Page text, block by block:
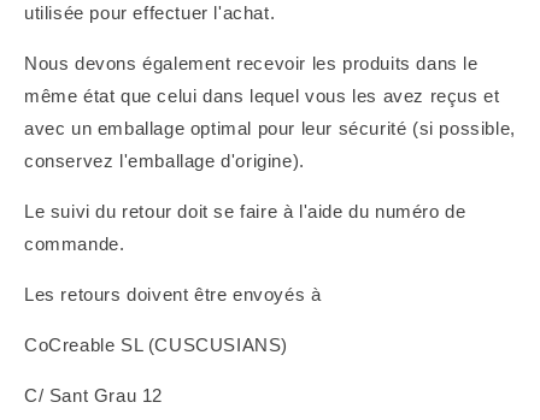
utilisée pour effectuer l'achat.
Nous devons également recevoir les produits dans le
même état que celui dans lequel vous les avez reçus et
avec un emballage optimal pour leur sécurité (si possible,
conservez l'emballage d'origine).
Le suivi du retourdoit se faire à l'aide du numéro de
commande.
Les retours doivent être envoyés à
CoCreable SL (CUSCUSIANS)
C/ Sant Grau 12